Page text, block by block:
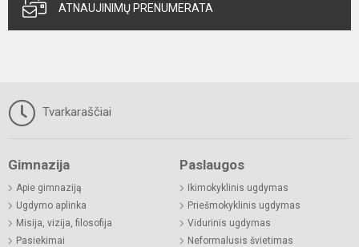
ATNAUJINIMŲ PRENUMERATA
Tvarkaraščiai
Gimnazija
Apie gimnaziją
Ugdymo aplinka
Misija, vizija, filosofija
Pasiekimai
Paslaugos
Ikimokyklinis ugdymas
Priešmokyklinis ugdymas
Vidurinis ugdymas
Neformalusis švietimas